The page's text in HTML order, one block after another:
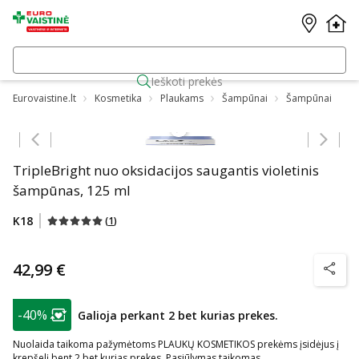
Ieškoti prekės
Eurovaistine.lt Kosmetika Plaukams Šampūnai Šampūnai
TripleBright nuo oksidacijos saugantis violetinis
šampūnas, 125 ml
K18 (1)
42,99 €
patarimas
Lojalumo klubo narių nuolaida:
-40% Galioja perkant 2 bet kurias prekes.
Nuolaida taikoma pažymėtoms PLAUKŲ KOSMETIKOS prekėms įsidėjus į